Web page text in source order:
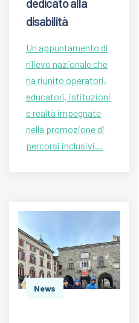
dedicato alla
disabilità
Un appuntamento di
rilievo nazionale che
ha riunito operatori,
educatori, istituzioni
e realtà impegnate
nella promozione di
percorsi inclusivi…
News